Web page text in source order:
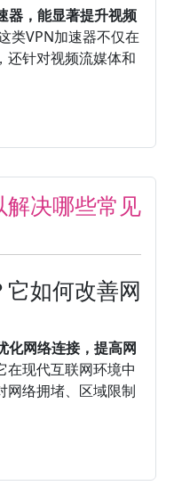
器，能显著提升视频
类VPN加速器不仅在
还针对视频流媒体和
解决哪些常见
如何改善网
化网络连接，提高网
在现代互联网环境中
网络拥堵、区域限制